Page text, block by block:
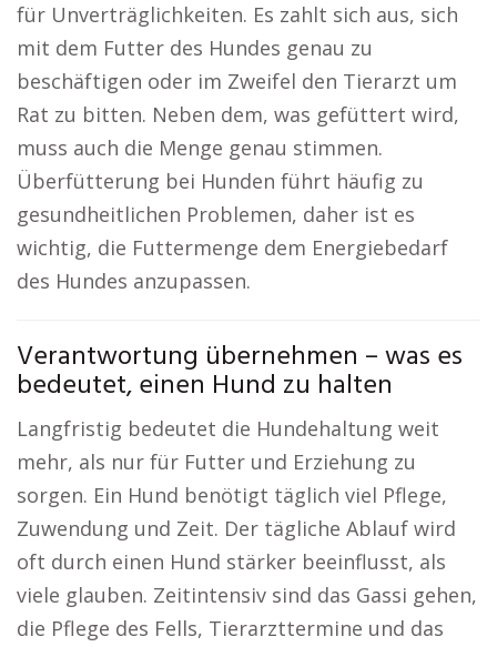
für Unverträglichkeiten. Es zahlt sich aus, sich
mit dem Futter des Hundes genau zu
beschäftigen oder im Zweifel den Tierarzt um
Rat zu bitten. Neben dem, was gefüttert wird,
muss auch die Menge genau stimmen.
Überfütterung bei Hunden führt häufig zu
gesundheitlichen Problemen, daher ist es
wichtig, die Futtermenge dem Energiebedarf
des Hundes anzupassen.
Verantwortung übernehmen – was es
bedeutet, einen Hund zu halten
Langfristig bedeutet die Hundehaltung weit
mehr, als nur für Futter und Erziehung zu
sorgen. Ein Hund benötigt täglich viel Pflege,
Zuwendung und Zeit. Der tägliche Ablauf wird
oft durch einen Hund stärker beeinflusst, als
viele glauben. Zeitintensiv sind das Gassi gehen,
die Pflege des Fells, Tierarzttermine und das